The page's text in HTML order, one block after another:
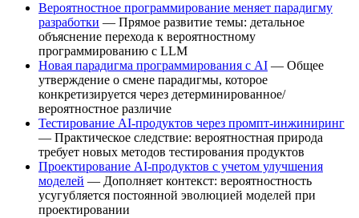
Вероятностное программирование меняет парадигму
разработки — Прямое развитие темы: детальное
объяснение перехода к вероятностному
программированию с LLM
Новая парадигма программирования с AI — Общее
утверждение о смене парадигмы, которое
конкретизируется через детерминированное/
вероятностное различие
Тестирование AI-продуктов через промпт-инжиниринг
— Практическое следствие: вероятностная природа
требует новых методов тестирования продуктов
Проектирование AI-продуктов с учетом улучшения
моделей — Дополняет контекст: вероятностность
усугубляется постоянной эволюцией моделей при
проектировании